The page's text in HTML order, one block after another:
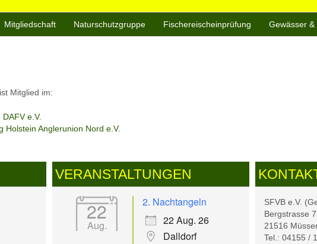
Mitgliedschaft Naturschutzgruppe Fischereischeinprüfung Gewässer &
Mitglied im:
e.V.
Holstein Anglerunion Nord e.V.
VERANSTALTUNGEN
22
Aug.
2. Nachtangeln
22 Aug. 26
Dalldorf
SFVB e.V.
Bergstrasse
21516
Tel.: 04155 /